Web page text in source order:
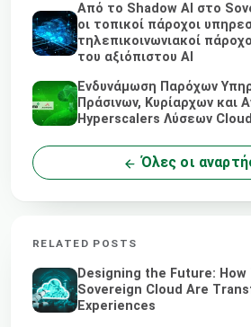
Από το Shadow AI στο
οι τοπικοί πάροχοι
τηλεπικοινωνιακοί
του αξιόπιστου AI
Ενδυνάμωση Παρόχων
Πράσινων, Κυρίαρχων και
Hyperscalers Λύσεων Cloud
Όλες οι
RELATED POSTS
Designing the Future: How
Sovereign Cloud Are
Experiences